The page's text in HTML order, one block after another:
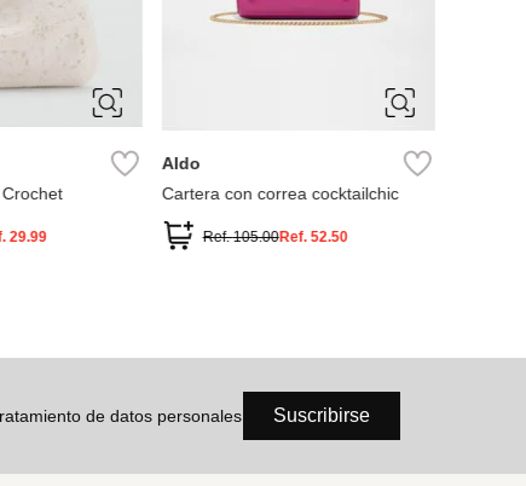
29.99
Aldo
Cartera con correa cocktailchic
Ref.105.00Ref. 52.50
de datos personales Suscribirse